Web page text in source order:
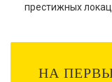
престижных
НА